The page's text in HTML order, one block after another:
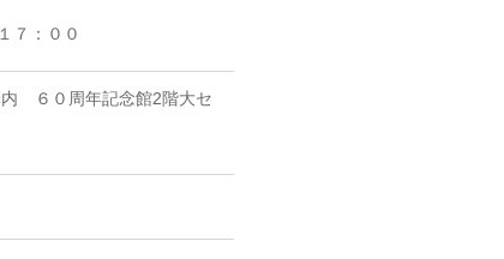
７：００
６０周年記念館2階大セ